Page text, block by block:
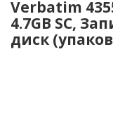
Verbatim
4.7GB SC,
диск